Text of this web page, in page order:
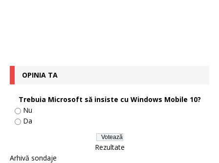
OPINIA TA
Trebuia Microsoft să insiste cu Windows Mobile 10?
Nu
Da
Rezultate
Arhivă sondaje